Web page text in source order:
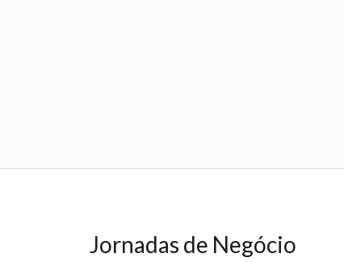
Jornadas de Negócio